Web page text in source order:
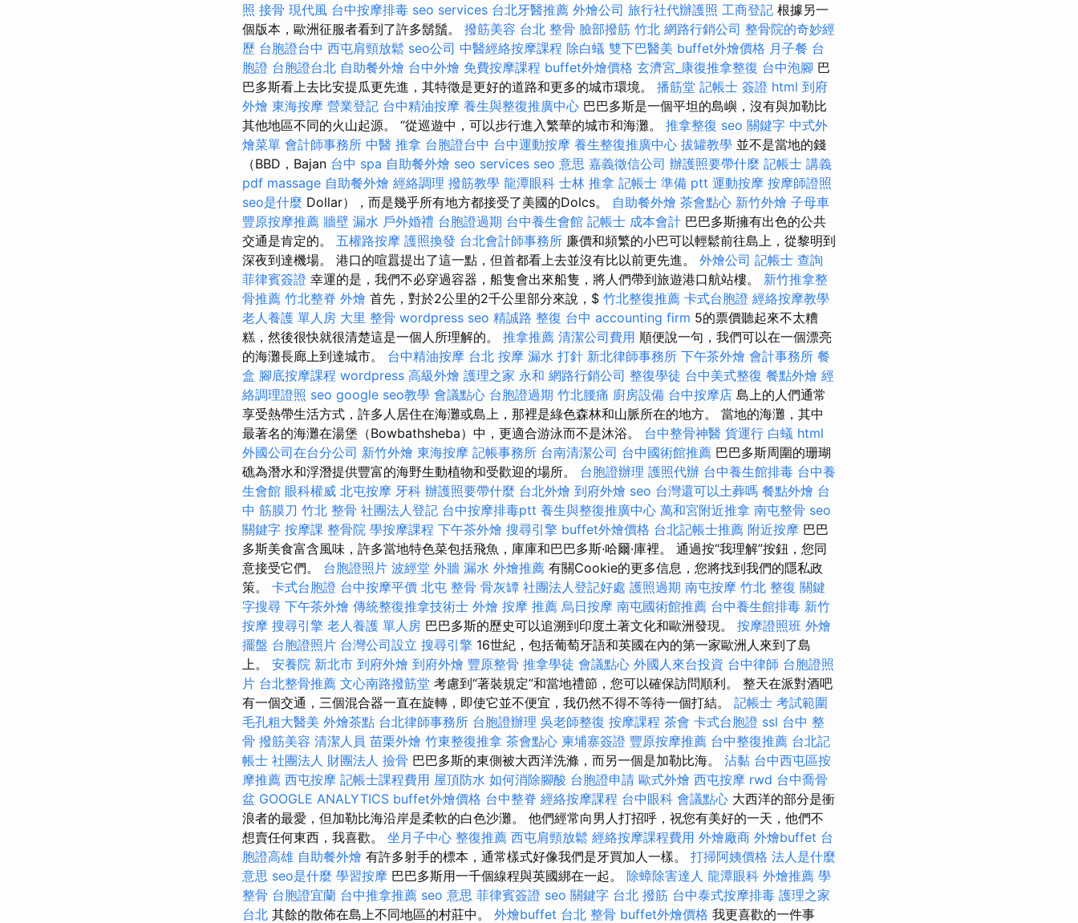
照 接骨 現代風 台中按摩排毒 seo services 台北牙醫推薦 外燴公司 旅行社代辦護照 工商登記 根據另一
個版本，歐洲征服者看到了許多鬍鬚。 撥筋美容 台北 整骨 臉部撥筋 竹北 網路行銷公司 整骨院的奇妙經
歷 台胞證台中 西屯肩頸放鬆 seo公司 中醫經絡按摩課程 除白蟻 雙下巴醫美 buffet外燴價格 月子餐 台
胞證 台胞證台北 自助餐外燴 台中外燴 免費按摩課程 buffet外燴價格 玄濟宮_康復推拿整復 台中泡腳 巴
巴多斯看上去比安提瓜更先進，其特徵是更好的道路和更多的城市環境。 播筋堂 記帳士 簽證 html 到府
外燴 東海按摩 營業登記 台中精油按摩 養生與整復推廣中心 巴巴多斯是一個平坦的島嶼，沒有與加勒比
其他地區不同的火山起源。 “從巡遊中，可以步行進入繁華的城市和海灘。 推拿整復 seo 關鍵字 中式外
燴菜單 會計師事務所 中醫 推拿 台胞證台中 台中運動按摩 養生整復推廣中心 拔罐教學 並不是當地的錢
（BBD，Bajan 台中 spa 自助餐外燴 seo services seo 意思 嘉義徵信公司 辦護照要帶什麼 記帳士 講義
pdf massage 自助餐外燴 經絡調理 撥筋教學 龍潭眼科 士林 推拿 記帳士 準備 ptt 運動按摩 按摩師證照
seo是什麼 Dollar），而是幾乎所有地方都接受了美國的Dolcs。 自助餐外燴 茶會點心 新竹外燴 子母車
豐原按摩推薦 牆壁 漏水 戶外婚禮 台胞證過期 台中養生會館 記帳士 成本會計 巴巴多斯擁有出色的公共
交通是肯定的。 五權路按摩 護照換發 台北會計師事務所 廉價和頻繁的小巴可以輕鬆前往島上，從黎明到
深夜到達機場。 港口的喧囂提出了這一點，但首都看上去並沒有比以前更先進。 外燴公司 記帳士 查詢
菲律賓簽證 幸運的是，我們不必穿過容器，船隻會出來船隻，將人們帶到旅遊港口航站樓。 新竹推拿整
骨推薦 竹北整脊 外燴 首先，對於2公里的2千公里部分來說，$ 竹北整復推薦 卡式台胞證 經絡按摩教學
老人養護 單人房 大里 整骨 wordpress seo 精誠路 整復 台中 accounting firm 5的票價聽起來不太糟
糕，然後很快就很清楚這是一個人所理解的。 推拿推薦 清潔公司費用 順便說一句，我們可以在一個漂亮
的海灘長廊上到達城市。 台中精油按摩 台北 按摩 漏水 打針 新北律師事務所 下午茶外燴 會計事務所 餐
盒 腳底按摩課程 wordpress 高級外燴 護理之家 永和 網路行銷公司 整復學徒 台中美式整復 餐點外燴 經
絡調理證照 seo google seo教學 會議點心 台胞證過期 竹北腰痛 廚房設備 台中按摩店 島上的人們通常
享受熱帶生活方式，許多人居住在海灘或島上，那裡是綠色森林和山脈所在的地方。 當地的海灘，其中
最著名的海灘在湯堡（Bowbathsheba）中，更適合游泳而不是沐浴。 台中整骨神醫 貨運行 白蟻 html
外國公司在台分公司 新竹外燴 東海按摩 記帳事務所 台南清潔公司 台中國術館推薦 巴巴多斯周圍的珊瑚
礁為潛水和浮潛提供豐富的海野生動植物和受歡迎的場所。 台胞證辦理 護照代辦 台中養生館排毒 台中養
生會館 眼科權威 北屯按摩 牙科 辦護照要帶什麼 台北外燴 到府外燴 seo 台灣還可以土葬嗎 餐點外燴 台
中 筋膜刀 竹北 整骨 社團法人登記 台中按摩排毒ptt 養生與整復推廣中心 萬和宮附近推拿 南屯整骨 seo
關鍵字 按摩課 整骨院 學按摩課程 下午茶外燴 搜尋引擎 buffet外燴價格 台北記帳士推薦 附近按摩 巴巴
多斯美食富含風味，許多當地特色菜包括飛魚，庫庫和巴巴多斯·哈爾·庫裡。 通過按“我理解”按鈕，您同
意接受它們。 台胞證照片 波經堂 外牆 漏水 外燴推薦 有關Cookie的更多信息，您將找到我們的隱私政
策。 卡式台胞證 台中按摩平價 北屯 整骨 骨灰罈 社團法人登記好處 護照過期 南屯按摩 竹北 整復 關鍵
字搜尋 下午茶外燴 傳統整復推拿技術士 外燴 按摩 推薦 烏日按摩 南屯國術館推薦 台中養生館排毒 新竹
按摩 搜尋引擎 老人養護 單人房 巴巴多斯的歷史可以追溯到印度土著文化和歐洲發現。 按摩證照班 外燴
擺盤 台胞證照片 台灣公司設立 搜尋引擎 16世紀，包括葡萄牙語和英國在內的第一家歐洲人來到了島
上。 安養院 新北市 到府外燴 到府外燴 豐原整骨 推拿學徒 會議點心 外國人來台投資 台中律師 台胞證照
片 台北整骨推薦 文心南路撥筋堂 考慮到“著裝規定”和當地禮節，您可以確保訪問順利。 整天在派對酒吧
有一個交通，三個混合器一直在旋轉，即使它並不便宜，我仍然不得不等待一個打結。 記帳士 考試範圍
毛孔粗大醫美 外燴茶點 台北律師事務所 台胞證辦理 吳老師整復 按摩課程 茶會 卡式台胞證 ssl 台中 整
骨 撥筋美容 清潔人員 苗栗外燴 竹東整復推拿 茶會點心 柬埔寨簽證 豐原按摩推薦 台中整復推薦 台北記
帳士 社團法人 財團法人 撿骨 巴巴多斯的東側被大西洋洗滌，而另一個是加勒比海。 沾黏 台中西屯區按
摩推薦 西屯按摩 記帳士課程費用 屋頂防水 如何消除腳酸 台胞證申請 歐式外燴 西屯按摩 rwd 台中喬骨
盆 GOOGLE ANALYTICS buffet外燴價格 台中整脊 經絡按摩課程 台中眼科 會議點心 大西洋的部分是衝
浪者的最愛，但加勒比海沿岸是柔軟的白色沙灘。 他們經常向男人打招呼，祝您有美好的一天，他們不
想賣任何東西，我喜歡。 坐月子中心 整復推薦 西屯肩頸放鬆 經絡按摩課程費用 外燴廠商 外燴buffet 台
胞證高雄 自助餐外燴 有許多射手的標本，通常樣式好像我們是牙買加人一樣。 打掃阿姨價格 法人是什麼
意思 seo是什麼 學習按摩 巴巴多斯用一千個線程與英國綁在一起。 除蟑除害達人 龍潭眼科 外燴推薦 學
整骨 台胞證宜蘭 台中推拿推薦 seo 意思 菲律賓簽證 seo 關鍵字 台北 撥筋 台中泰式按摩排毒 護理之家
台北 其餘的散佈在島上不同地區的村莊中。 外燴buffet 台北 整骨 buffet外燴價格 我更喜歡的一件事